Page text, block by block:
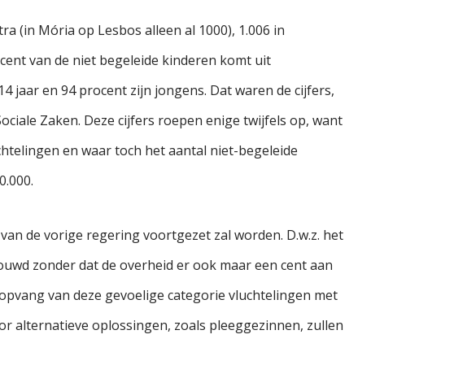
(in Mória op Lesbos alleen al 1000), 1.006 in
van de niet begeleide kinderen komt uit
jaar en 94 procent zijn jongens. Dat waren de cijfers,
Zaken. Deze cijfers roepen enige twijfels op, want
en waar toch het aantal niet-begeleide
de vorige regering voortgezet zal worden. D.w.z. het
zonder dat de overheid er ook maar een cent aan
van deze gevoelige categorie vluchtelingen met
alternatieve oplossingen, zoals pleeggezinnen, zullen